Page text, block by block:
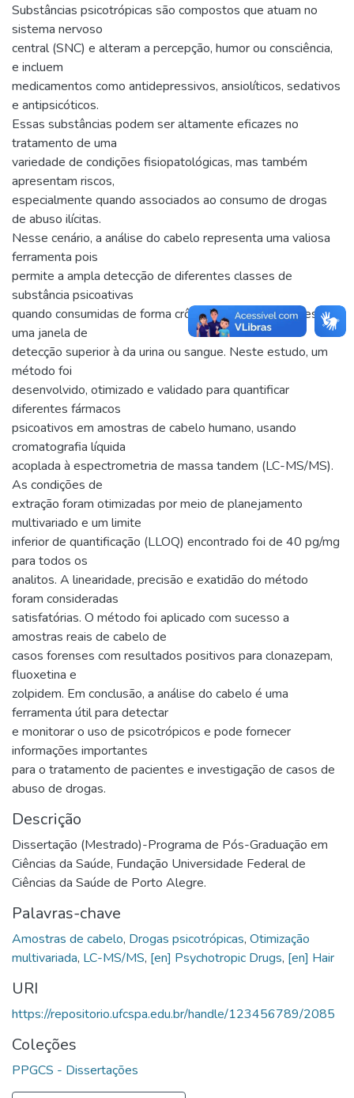
Substâncias psicotrópicas são compostos que atuam no
sistema nervoso
central (SNC) e alteram a percepção, humor ou consciência,
e incluem
medicamentos como antidepressivos, ansiolíticos, sedativos
e antipsicóticos.
Essas substâncias podem ser altamente eficazes no
tratamento de uma
variedade de condições fisiopatológicas, mas também
apresentam riscos,
especialmente quando associados ao consumo de drogas
de abuso ilícitas.
Nesse cenário, a análise do cabelo representa uma valiosa
ferramenta pois
permite a ampla detecção de diferentes classes de
substância psicoativas
quando consumidas de forma crônica uma vez que apresenta
uma janela de
detecção superior à da urina ou sangue. Neste estudo, um
método foi
desenvolvido, otimizado e validado para quantificar
diferentes fármacos
psicoativos em amostras de cabelo humano, usando
cromatografia líquida
acoplada à espectrometria de massa tandem (LC-MS/MS).
As condições de
extração foram otimizadas por meio de planejamento
multivariado e um limite
inferior de quantificação (LLOQ) encontrado foi de 40 pg/mg
para todos os
analitos. A linearidade, precisão e exatidão do método
foram consideradas
satisfatórias. O método foi aplicado com sucesso a
amostras reais de cabelo de
casos forenses com resultados positivos para clonazepam,
fluoxetina e
zolpidem. Em conclusão, a análise do cabelo é uma
ferramenta útil para detectar
e monitorar o uso de psicotrópicos e pode fornecer
informações importantes
para o tratamento de pacientes e investigação de casos de
abuso de drogas.
Descrição
Dissertação (Mestrado)-Programa de Pós-Graduação em
Ciências da Saúde, Fundação Universidade Federal de
Ciências da Saúde de Porto Alegre.
Palavras-chave
Amostras de cabelo, Drogas psicotrópicas, Otimização
multivariada, LC-MS/MS, [en] Psychotropic Drugs, [en] Hair
URI
https://repositorio.ufcspa.edu.br/handle/123456789/2085
Coleções
PPGCS - Dissertações